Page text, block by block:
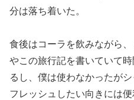
分は落ち着いた。
食後はコーラを飲みながら
やこの旅行記を書いていて
るし、僕は使わなかったが
フレッシュしたい向きには便